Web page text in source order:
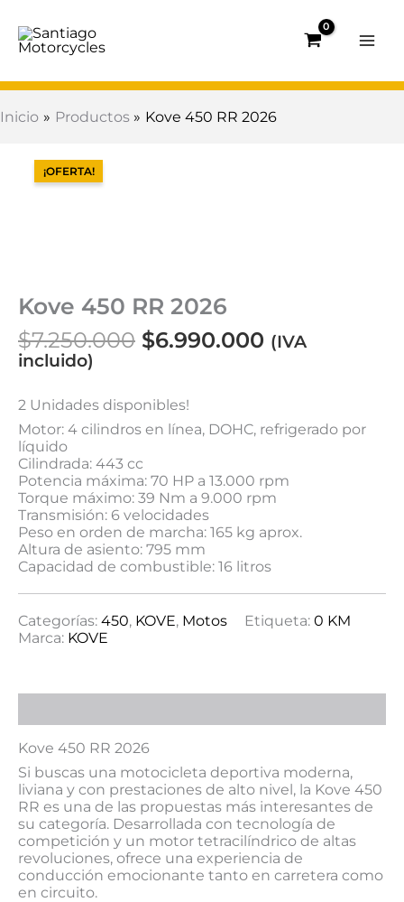
contenido
Inicio Productos Kove 450 RR 2026
¡OFERTA!
Kove 450 RR 2026
$7.250.000 $6.990.000 (IVA
incluido)
2 Unidades disponibles!
Motor: 4 cilindros en línea, DOHC, refrigerado por
líquido
Cilindrada: 443 cc
Potencia máxima: 70 HP a 13.000 rpm
Torque máximo: 39 Nm a 9.000 rpm
Transmisión: 6 velocidades
Peso en orden de marcha: 165 kg aprox.
Altura de asiento: 795 mm
Capacidad de combustible: 16 litros
Categorías: 450, KOVE, Motos Etiqueta: 0 KM
Marca: KOVE
Kove 450 RR 2026
Si buscas una motocicleta deportiva moderna,
liviana y con prestaciones de alto nivel, la Kove 450
RR es una de las propuestas más interesantes de
su categoría. Desarrollada con tecnología de
competición y un motor tetracilíndrico de altas
revoluciones, ofrece una experiencia de
conducción emocionante tanto en carretera como
en circuito.